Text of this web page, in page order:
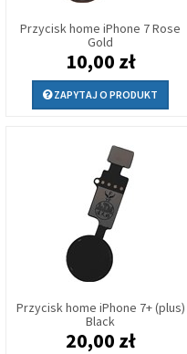
Przycisk home iPhone 7 Rose
Gold
10,00 zł
ZAPYTAJ O PRODUKT
Przycisk home iPhone 7+ (plus)
Black
20,00 zł